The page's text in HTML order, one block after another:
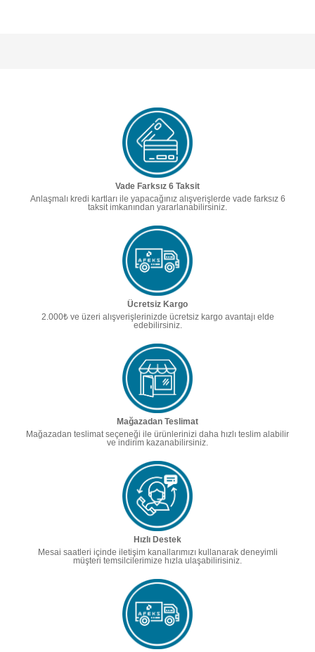
Vade Farksız 6 Taksit
Anlaşmalı kredi kartları ile yapacağınız alışverişlerde vade farksız 6
taksit imkanından yararlanabilirsiniz.
Ücretsiz Kargo
2.000₺ ve üzeri alışverişlerinizde ücretsiz kargo avantajı elde
edebilirsiniz.
Mağazadan Teslimat
Mağazadan teslimat seçeneği ile ürünlerinizi daha hızlı teslim alabilir
ve indirim kazanabilirsiniz.
Hızlı Destek
Mesai saatleri içinde iletişim kanallarımızı kullanarak deneyimli
müşteri temsilcilerimize hızla ulaşabilirisiniz.